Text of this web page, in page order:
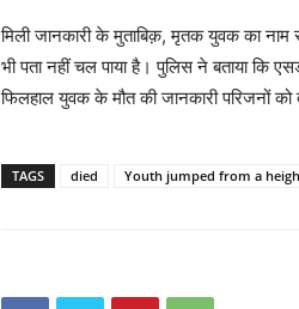
मिली जानकारी के मुताबिक़, मृतक युवक का
भी पता नहीं चल पाया है। पुलिस ने बताया
फिलहाल युवक के मौत की जानकारी परिजनों
TAGS died Youth jumped from a